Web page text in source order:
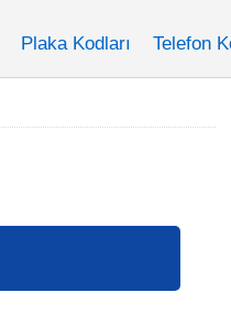
Plaka Kodları Telefon